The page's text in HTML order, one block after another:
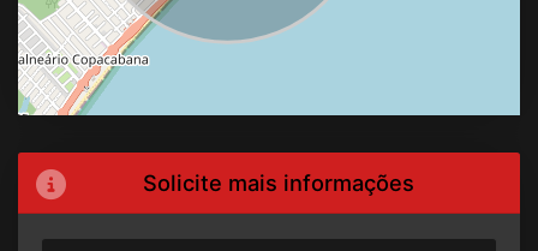
Solicite mais informações